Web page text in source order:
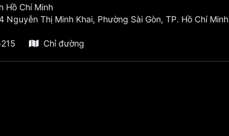
Hồ Chí Minh
Nguyễn Thị Minh Khai, Phường Sài Gòn, TP. Hồ Chí Minh
Chỉ đường